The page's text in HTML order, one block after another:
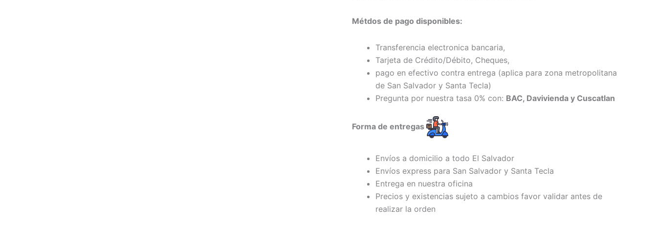
Métdos de pago disponibles:
Transferencia electronica bancaria,
Tarjeta de Crédito/Débito, Cheques,
pago en efectivo contra entrega (aplica para zona metropolitana
de San Salvador y Santa Tecla)
Pregunta por nuestra tasa 0% con: BAC, Davivienda y Cuscatlan
Forma de entregas
Envíos a domicilio a todo El Salvador
Envíos express para San Salvador y Santa Tecla
Entrega en nuestra oficina
Precios y existencias sujeto a cambios favor validar antes de
realizar la orden